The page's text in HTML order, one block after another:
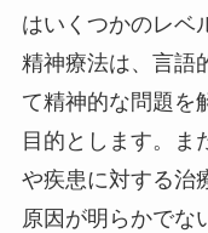
はいくつかのレベ
精神療法は、言語
て精神的な問題を
目的とします。ま
や疾患に対する治
原因が明らかでな